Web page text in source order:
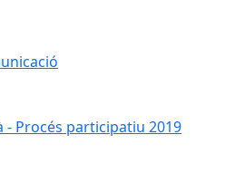
Procés participatiu 2019